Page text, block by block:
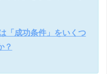
「成功条件」をいくつ
？